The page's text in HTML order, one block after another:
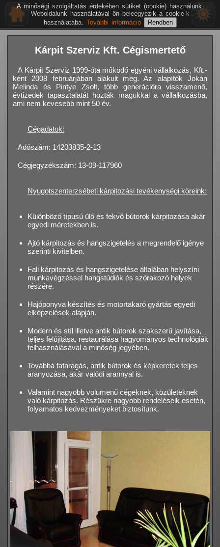
Kárpit Szerviz Kft. Cégismertető
A Kárpit Szerviz 1999-óta működő egyéni vállalkozás, Kft.-
ként 2008 februárjában alakult meg. Az alapítók Jokán
Melinda és Pintye Zsolt, több generációra visszamenő,
évtizedek tapasztalatát hozták magukkal a vállalkozásba,
ami nem kevesebb mint 50 év.
Cégadatok:
Adószám: 14203835-2-13
Cégjegyzékszám: 13-09-117960
Nyugotszenterzsébeti kárpitozási tevékenységi köreink:
Különböző típusú ülő és fekvő bútorok kárpitozása akár
egyedi méretekben is.
Ajtó kárpitozás és hangszigetelés a megrendelő igénye
szerinti kivitelben.
Fali kárpitozás és hangszigetelése általában helyszíni
munkavégzéssel hangstúdiók és szórakozó helyek
részére.
Hajóponyva készítés és motortakaró gyártás egyedi
elképzelések alapján.
Modern és stíl illetve antik bútorok szakszerű javítása,
teljes felújítása, restaurálása hagyományos technológiák
felhasználásával a minőség jegyében.
Továbbá fafaragás, antik bútorok és képkeretek teljes
aranyozása, akár valódi arannyal is.
Valamint nagyobb volumenű cégeknek, közületeknek
való kárpitozás. Részükre nagyobb rendeléseik esetén,
folyamatos kedvezményeket biztosítunk.
A minőségi szolgáltatás érdekében sütiket (cookie) használunk.
Weboldalunk használatával ön beleegyezik a cookie-k
használatába. További információ